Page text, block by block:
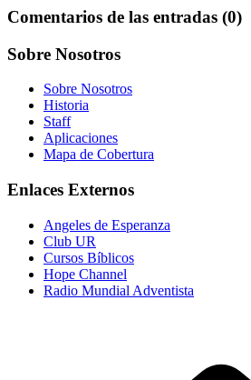
Comentarios de las entradas (0)
Sobre Nosotros
Sobre Nosotros
Historia
Staff
Aplicaciones
Mapa de Cobertura
Enlaces Externos
Angeles de Esperanza
Club UR
Cursos Bíblicos
Hope Channel
Radio Mundial Adventista